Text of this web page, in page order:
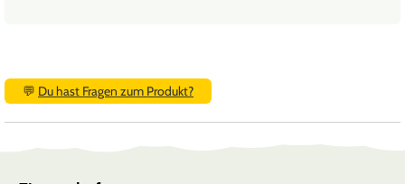
💬 Du hast Fragen zum Produkt?